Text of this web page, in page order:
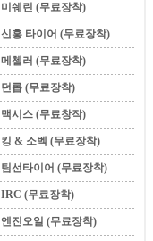
미쉐린 (무료장착)
신흥 타이어 (무료장착)
메첼러 (무료장착)
던롭 (무료장착)
맥시스 (무료창작)
킹 & 소벡 (무료장착)
팀선타이어 (무료장착)
IRC (무료장착)
엔진오일 (무료장착)